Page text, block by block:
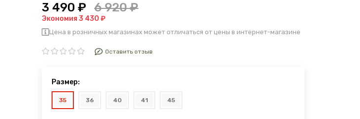
3 490 ₽ 6 920 ₽
Экономия 3 430 ₽
Цена в розничных магазинах может отличаться от цены в интернет-магазине
Оставить отзыв
Размер:
35 36 40 41 45